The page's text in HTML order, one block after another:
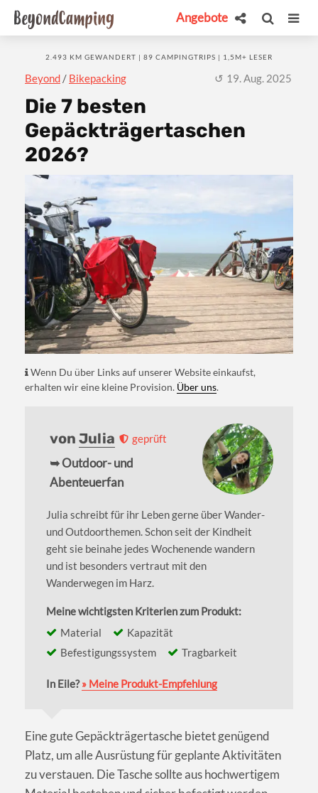
Angebote
Beyond / Bikepacking
2.493 KM GEWANDERT | 89 CAMPINGTRIPS | 1,5M+ LESER
19. Aug. 2025
Die 7 besten
Gepäckträgertaschen
2026?
Wenn Du über Links auf unserer Website einkaufst,
erhalten wir eine kleine Provision. Über uns.
vonJulia geprüft
➥ Outdoor- und
Abenteuerfan
Julia schreibt für ihr Leben gerne über Wander-
und Outdoorthemen. Schon seit der Kindheit
geht sie beinahe jedes Wochenende wandern
und ist besonders vertraut mit den
Wanderwegen im Harz.
Meine wichtigsten Kriterien zum Produkt:
Material
Kapazität
Befestigungssystem
Tragbarkeit
In Eile?» Meine Produkt-Empfehlung
Eine gute Gepäckträgertasche bietet genügend
Platz, um alle Ausrüstung für geplante Aktivitäten
zu verstauen. Die Tasche sollte aus hochwertigem